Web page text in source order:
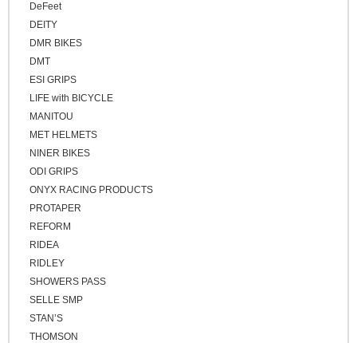
DeFeet
DEITY
DMR BIKES
DMT
ESI GRIPS
LIFE with BICYCLE
MANITOU
MET HELMETS
NINER BIKES
ODI GRIPS
ONYX RACING PRODUCTS
PROTAPER
REFORM
RIDEA
RIDLEY
SHOWERS PASS
SELLE SMP
STAN’S
THOMSON